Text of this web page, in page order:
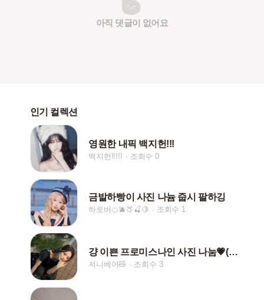
아직 댓글이 없어요
인기 컬렉션
영원한 내픽 백지헌!!!
백지헌!!!!! 조회수 0
금발하빵이 사진 나늄 줍시 팔하깅
하로버🍊🫐🍑🍒🍋 조회수 1
걍 이쁜 프로미스나인 사진 나눔💗(양식:❤️,팔)
져니베어🧸 조회수 3